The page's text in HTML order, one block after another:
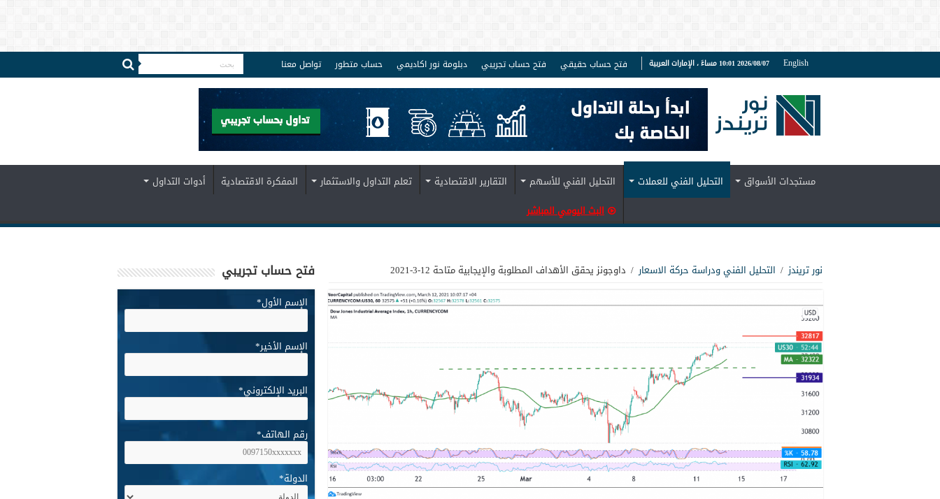
English 2026/08/07 10:01 مساءً ، الإمارات العربية فتح حساب حقيقي فتح حساب تجريبي دبلومة نور اكاديمي حساب متطور تواصل معنا
مستجدات الأسواق التحليل الفني للعملات التحليل الفني للأسهم التقارير الاقتصادية تعلم التداول والاستثمار المفكرة الاقتصادية
أدوات التداول
البث اليومي المباشر
نور تريندز / التحليل الفني ودراسة حركة الاسعار / داوجونز يحقق الأهداف المطلوبة والإيجابية متاحة 12-3-2021 فتح حساب تجريبي
الإسم الأول*
الإسم الأخير*
البريد الإلكتروني*
رقم الهاتف*
الدولة*